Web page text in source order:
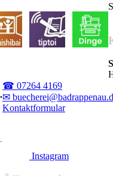
☎ 07264 4169
✉
Kontaktformular
Instagram